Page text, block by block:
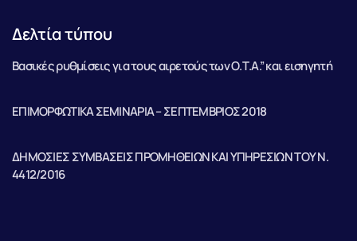
Δελτία τύπου
Βασικές ρυθμίσεις για τους αιρετούς των Ο.Τ.Α.” και εισηγητή
ΕΠΙΜΟΡΦΩΤΙΚΑ ΣΕΜΙΝΑΡΙΑ – ΣΕΠΤΕΜΒΡΙΟΣ 2018
ΔΗΜΟΣΙΕΣ ΣΥΜΒΑΣΕΙΣ ΠΡΟΜΗΘΕΙΩΝ ΚΑΙ ΥΠΗΡΕΣΙΩΝ ΤΟΥ Ν.
4412/2016